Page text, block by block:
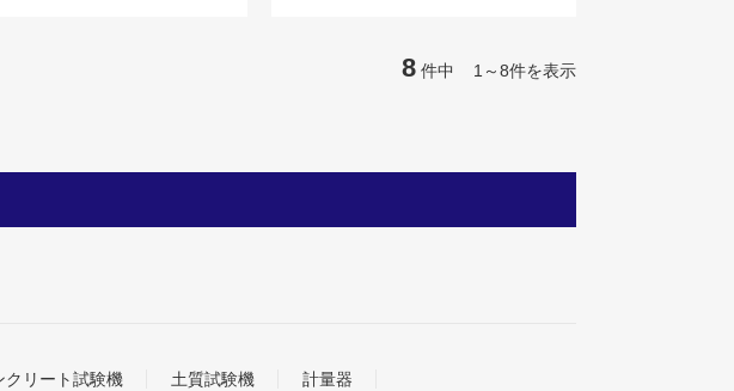
8 件中 1～8件を表示
クリート試験機 土質試験機
計量器